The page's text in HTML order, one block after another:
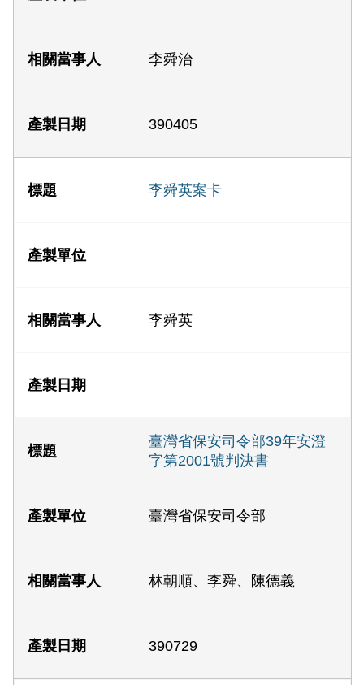
李舜治
390405
李舜英案卡
李舜英
臺灣省保安司令部39年安澄
字第2001號判決書
臺灣省保安司令部
林朝順、李舜、陳德義
390729